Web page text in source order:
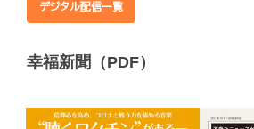
デジタル配信一覧
幸福新聞（PDF）